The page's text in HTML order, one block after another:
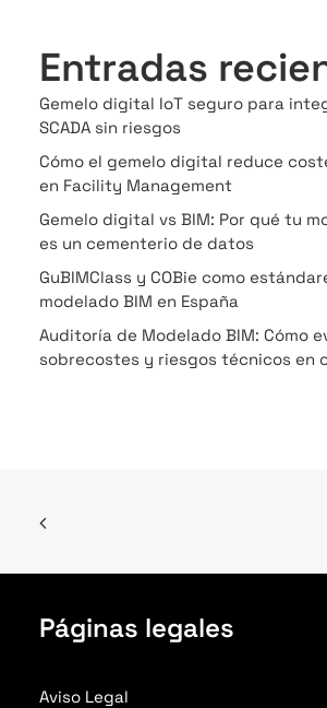
Entradas
Gemelo digital IoT seguro para
SCADA sin riesgos
Cómo el gemelo digital reduce
en Facility Management
Gemelo digital vs BIM: Por qué tu
es un cementerio de datos
GuBIMClass y COBie como
modelado BIM en España
Auditoría de Modelado BIM: Cómo
sobrecostes y riesgos técnicos en
Páginas legales
Aviso Legal